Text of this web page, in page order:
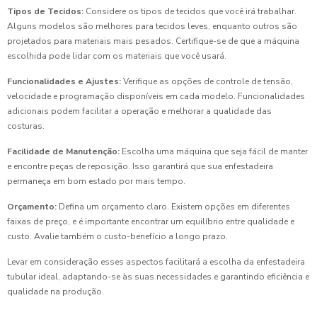
Tipos de Tecidos: Considere os tipos de tecidos que você irá trabalhar.
Alguns modelos são melhores para tecidos leves, enquanto outros são
projetados para materiais mais pesados. Certifique-se de que a máquina
escolhida pode lidar com os materiais que você usará.
Funcionalidades e Ajustes:Verifique as opções de controle de tensão,
velocidade e programação disponíveis em cada modelo. Funcionalidades
adicionais podem facilitar a operação e melhorar a qualidade das
costuras.
Facilidade de Manutenção: Escolha uma máquina que seja fácil de manter
e encontre peças de reposição. Isso garantirá que sua enfestadeira
permaneça em bom estado por mais tempo.
Orçamento: Defina um orçamento claro. Existem opções em diferentes
faixas de preço, e é importante encontrar um equilíbrio entre qualidade e
custo. Avalie também o custo-benefício a longo prazo.
Levar em consideração esses aspectos facilitará a escolha da enfestadeira
tubular ideal, adaptando-se às suas necessidades e garantindo eficiência e
qualidade na produção.